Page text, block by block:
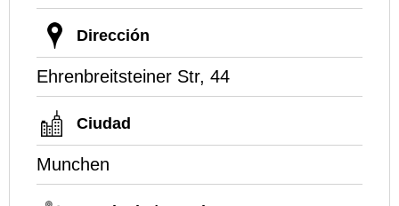
Dirección
Ehrenbreitsteiner Str, 44
Ciudad
Munchen